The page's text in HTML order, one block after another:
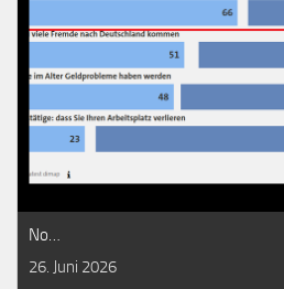
No…
26. Juni 2026